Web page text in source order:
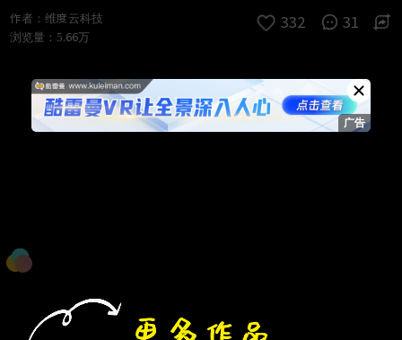
跳过
进入VR模式
退出VR模式
VR参数设置
作者： 维度云科技
浏览量： 5.66万
332 31